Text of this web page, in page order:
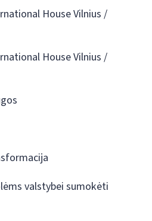
House Vilnius /
House Vilnius /
valstybei sumokėti